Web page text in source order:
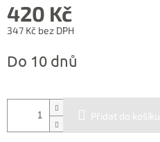
420 Kč
347 Kč bez DPH
cena:
Do 10 dnů
Přidat do košíku